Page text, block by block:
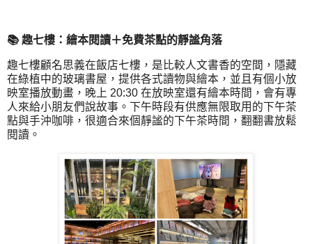
📚 趣七樓：繪本閱讀＋免費茶點的靜謐角落
趣七樓顧名思義在飯店七樓，是比較人文書香的空間，隱藏
在綠植中的玻璃書屋，提供各式讀物與繪本，並且有個小放
映室播放動畫，晚上 20:30 在放映室還有繪本時間，會有專
人來給小朋友們說故事。下午時段有供應無限取用的下午茶
點與手沖咖啡，很適合來個靜謐的下午茶時間，翻翻書放鬆
閱讀。